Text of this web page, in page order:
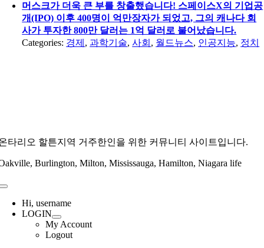
머스크가 더욱 큰 부를 창출했습니다! 스페이스X의 기업공
개(IPO) 이후 400명이 억만장자가 되었고, 그의 캐나다 회
사가 투자한 800만 달러는 1억 달러로 불어났습니다.
Categories: 경제 ,과학기술,사회 , 월드뉴스, 인공지능, 정치
타리오 할튼지역 거주한인을 위한 커뮤니티 사이트입니다.
Burlington, Milton, Mississauga, Hamilton, Niagara life
Toggle
NavigationHi, username
LOGIN
My Account
Logout